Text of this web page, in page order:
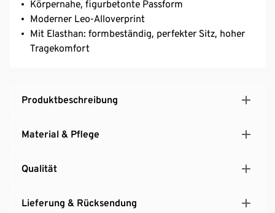
Körpernahe, figurbetonte Passform
Moderner Leo-Alloverprint
Mit Elasthan: formbeständig, perfekter Sitz, hoher
Tragekomfort
Produktbeschreibung
Material & Pflege
Qualität
Lieferung & Rücksendung